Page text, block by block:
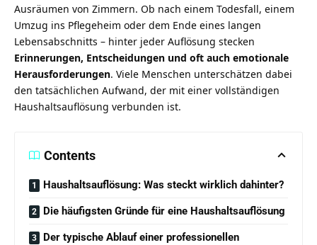
Ausräumen von Zimmern. Ob nach einem Todesfall, einem
Umzug ins Pflegeheim oder dem Ende eines langen
Lebensabschnitts – hinter jeder Auflösung stecken
Erinnerungen, Entscheidungen und oft auch emotionale
Herausforderungen. Viele Menschen unterschätzen dabei
den tatsächlichen Aufwand, der mit einer vollständigen
Haushaltsauflösung verbunden ist.
Contents
Haushaltsauflösung: Was steckt wirklich dahinter?
Die häufigsten Gründe für eine Haushaltsauflösung
Der typische Ablauf einer professionellen